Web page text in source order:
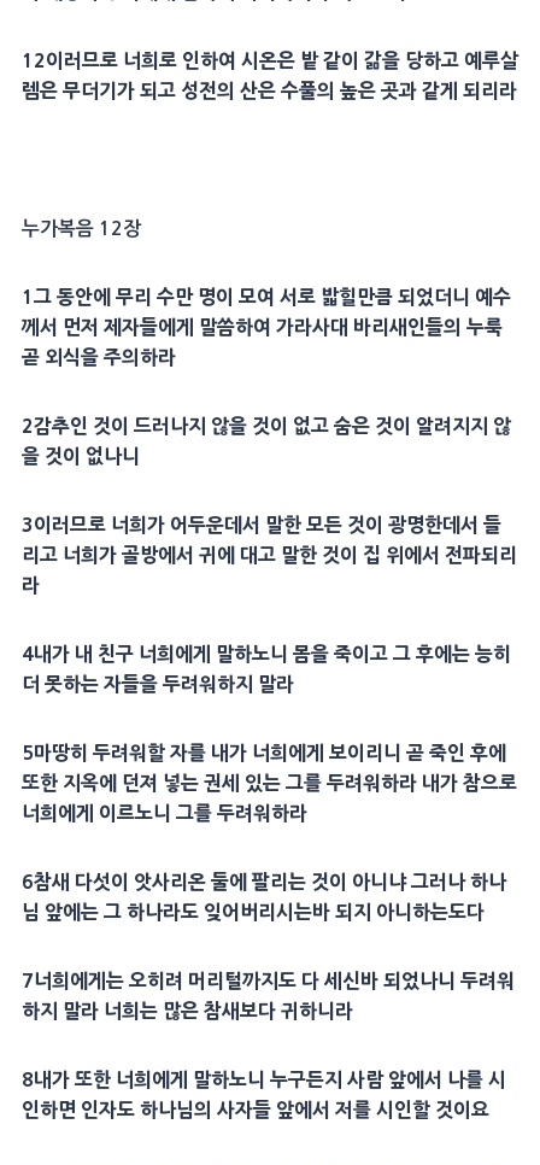
12이러므로 너희로 인하여 시온은 밭같이 갊을 당하고 예루살
렘은 무더기가 되고 성전의 산은 수풀의 높은 곳과 같게 되리라
누가복음 12장
1 그 동안에 무리 수만명이 모여 서로 밟힐만큼 되었더니 예수
께서 먼저 제자들에게 말씀하여 가라사대 바리새인들의 누룩
곧 외식을 주의하라
2감추인 것이 드러나지 않을 것이 없고 숨은 것이 알려지지 않
을 것이 없나니
3이러므로 너희가 어두운데서 말한 모든 것이 광명한데서 들
리고 너희가 골방에서 귀에 대고 말한 것이 집 위에서 전파되리
라
4내가 내 친구 너희에게 말하노니 몸을 죽이고 그 후에는 능히
더 못하는 자들을 두려워하지 말라
5마땅히 두려워할 자를 내가 너희에게 보이리니 곧 죽인 후에
또한 지옥에 던져 넣는 권세
있는 그를 두려워하라 내가 참으로
너희에게 이르노니 그를 두려워하라
6참새 다섯이 앗사리온둘에 팔리는 것이 아니냐 그러나 하나
님 앞에는 그 하나라도 잊어버리시는바 되지 아니하는도다
7너희에게는 오히려 머리 털까지도 다 세신바 되었나니 두려워
하지 말라 너희는 많은 참새보다 귀하니라
8내가 또한 너희에게 말하노니 누구든지 사람 앞에서 나를 시
인하면 인자도 하나님의 사자들 앞에서 저를 시인할 것이요